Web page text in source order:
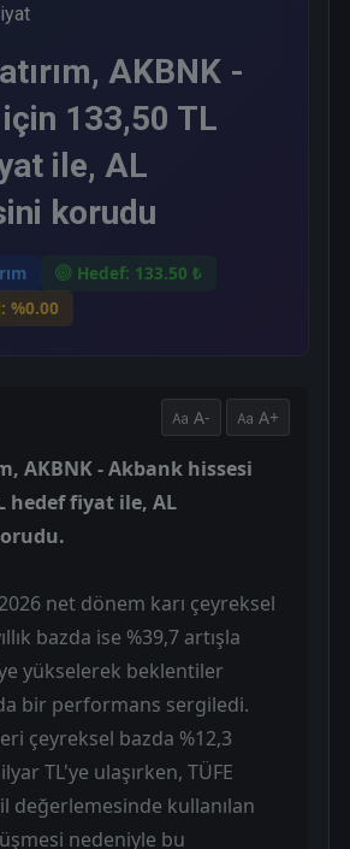
AKBNK -
133,50 TL
ile, AL
korudu
Hedef: 133.50 ₺
%0.00
A- A+
AKBNK - Akbank hissesi
hedef fiyat ile, AL
net dönem karı çeyreksel
bazda ise %39,7 artışla
yükselerek beklentiler
bir performans sergiledi.
çeyreksel bazda %12,3
TL'ye ulaşırken, TÜFE
değerlemesinde kullanılan
nedeniyle bu